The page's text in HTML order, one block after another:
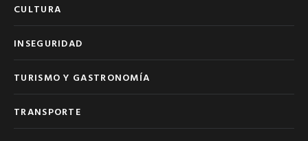
CULTURA
INSEGURIDAD
TURISMO Y GASTRONOMÍA
TRANSPORTE